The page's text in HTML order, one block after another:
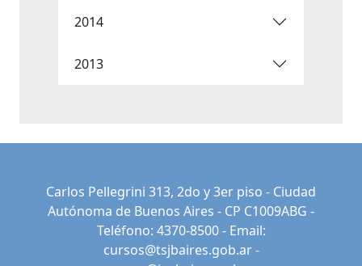
2014
2013
Carlos Pellegrini 313, 2do y 3er piso - Ciudad
Autónoma de Buenos Aires - CP C1009ABG -
Teléfono: 4370-8500 - Email:
cursos@tsjbaires.gob.ar-